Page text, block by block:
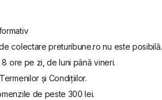
colectare preturibune.ro nu este posibilă.
ore pe zi, de luni până vineri.
și Condițiilor.
de peste 300 lei.